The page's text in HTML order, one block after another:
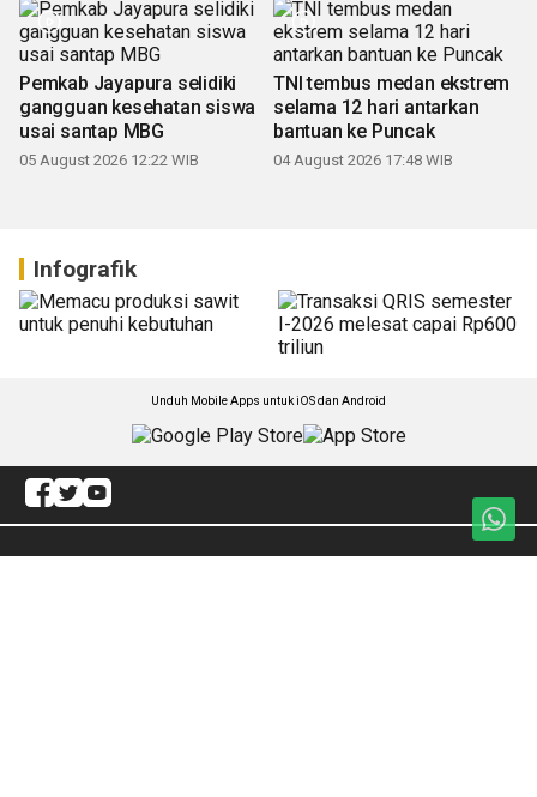
Pemkab Jayapura selidiki
gangguan kesehatan siswa
usai santap MBG
05 August 2026 12:22 WIB
TNI tembus medan ekstrem
selama 12 hari antarkan
bantuan ke Puncak
04 August 2026 17:48 WIB
Infografik
Unduh Mobile Apps untuk iOS dan Android